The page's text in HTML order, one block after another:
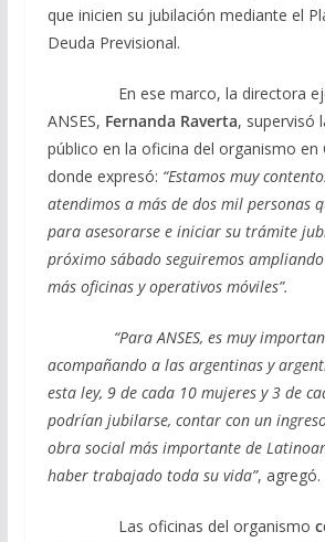
que inicien su jubilación mediante el
Deuda Previsional.
En ese marco, la directora
ANSES, Fernanda Raverta, supervisó
público en la oficina del organismo en
donde expresó: “Estamos muy
atendimos a más de dos mil personas
para asesorarse e iniciar su trámite
próximo sábado seguiremos
más oficinas y operativos móviles”.
“Para ANSES, es muy
acompañando a las argentinas y
esta ley, 9 de cada 10 mujeres y 3 de
podrían jubilarse, contar con un
obra social más importante de
haber trabajado toda su vida”, agregó.
Las oficinas del organismo